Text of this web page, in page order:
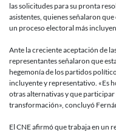
las solicitudes para su pronta
asistentes, quienes señalaron
un proceso electoral más
Ante la creciente aceptación de
representantes señalaron que
hegemonía de los partidos
incluyente y representativo. «Es
otras alternativas y que
transformación», concluyó
El CNE afirmó que trabaja en un